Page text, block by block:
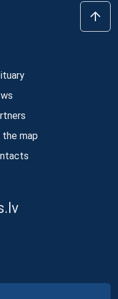
the map